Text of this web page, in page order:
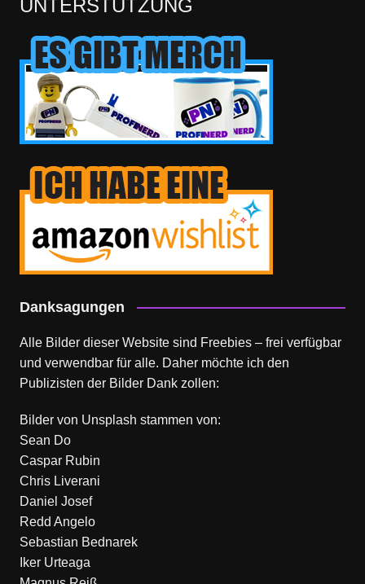
UNTERSTÜTZUNG
Danksagungen
Alle Bilder dieser Website sind Freebies – frei verfügbar
und verwendbar für alle. Daher möchte ich den
Publizisten der Bilder Dank zollen:
Bilder von Unsplash stammen von:
Sean Do
Caspar Rubin
Chris Liverani
Daniel Josef
Redd Angelo
Sebastian Bednarek
Iker Urteaga